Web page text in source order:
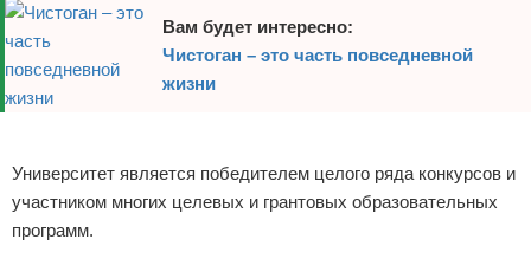
Вам будет интересно:
Чистоган – это часть повседневной
жизни
Университет является победителем целого ряда конкурсов и
участником многих целевых и грантовых образовательных
программ.